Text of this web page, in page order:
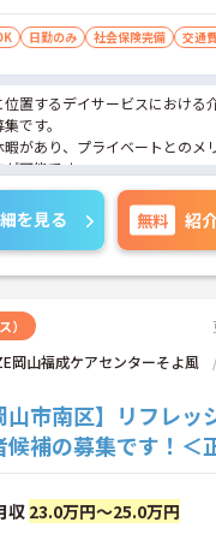
日勤のみ 社会保険完備 交通
位置するデイサービスにおける
です。
暇があり、プライベートとのメ
可能です。
社員登用制度もあり働きなが
せる環境です。
は、面接対策ポイントなど、
ますのでお気軽にご相談くだ
を見る 無料 紹
）
岡山福成ケアセンターそよ風
山市南区】リフレ
候補の募集です！＜
収 23.0万円～25.0万円